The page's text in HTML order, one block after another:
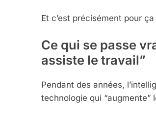
Et c’est précisément pour
Ce qui se passe
assiste le travail”
Pendant des années,
technologie qui “augmente”